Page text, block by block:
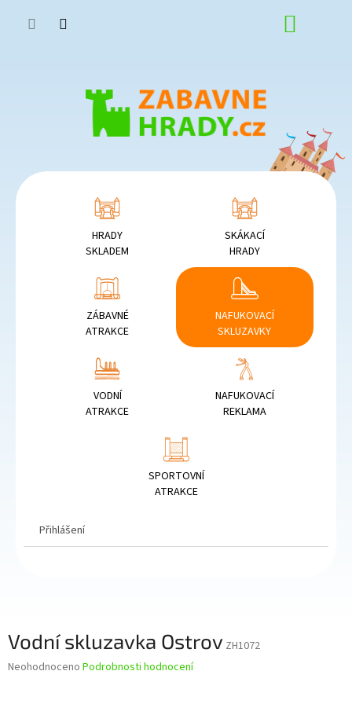
HRADY
SKLADEM
SKÁKACÍ
HRADY
ZÁBAVNÉ
ATRAKCE
NAFUKOVACÍ
SKLUZAVKY
VODNÍ
ATRAKCE
NAFUKOVACÍ
REKLAMA
SPORTOVNÍ
ATRAKCE
Přihlášení
Vodní skluzavka Ostrov ZH1072
Průměrné
Neohodnoceno Podrobnosti hodnocení